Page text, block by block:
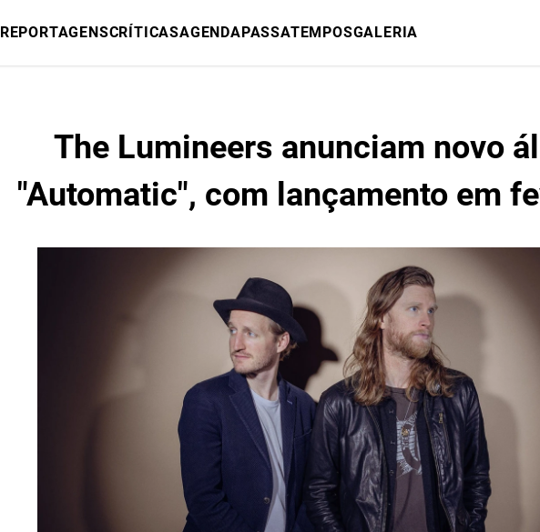
REPORTAGENSCRÍTICASAGENDAPASSATEMPOSGALERIA
The Lumineers anunciam novo
"Automatic", com lançamento em